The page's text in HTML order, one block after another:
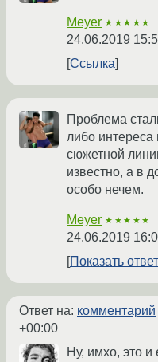
Meyer ★★★★★
24.06.2019
Ссылка
Проблема
либо
сюжетной
известно, а в
особо нечем.
Meyer ★★★★★
24.06.2019
Показать
Ответ на: комментарий
+00:00
Ну, имхо, это